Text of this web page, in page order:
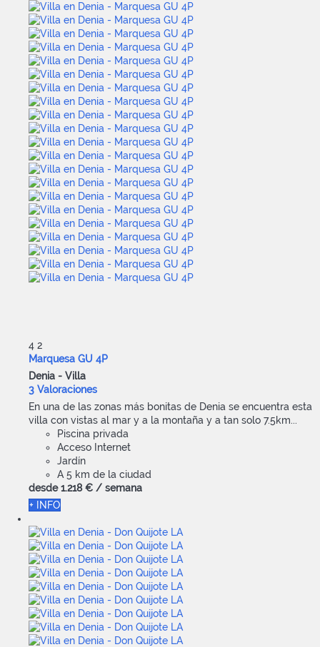
4 2
Marquesa GU 4P
Denia - Villa
3 Valoraciones
En una de las zonas más bonitas de Denia se encuentra esta
villa con vistas al mar y a la montaña y a tan solo 7.5km...
Piscina privada
Acceso Internet
Jardín
A 5 km de la ciudad
desde 1.218 € / semana
+ INFO